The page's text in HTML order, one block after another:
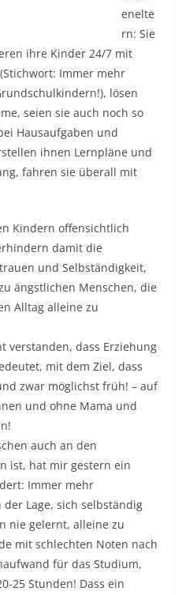
enelte
rn: Sie
ihre Kinder 24/7 mit
Immer mehr
lösen
seien sie auch noch so
Hausaufgaben und
ihnen Lernpläne und
fahren sie überall mit
Kindern offensichtlich
damit die
und Selbständigkeit,
ängstlichen Menschen, die
Alltag alleine zu
verstanden, dass Erziehung
mit dem Ziel, dass
zwar möglichst früh! – auf
und ohne Mama und
auch an den
ist, hat mir gestern ein
Immer mehr
Lage, sich selbständig
nie gelernt, alleine zu
mit schlechten Noten nach
für das Studium,
25 Stunden! Dass ein